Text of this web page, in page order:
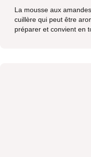
La mousse aux
cuillère qui peut être
préparer et convient en